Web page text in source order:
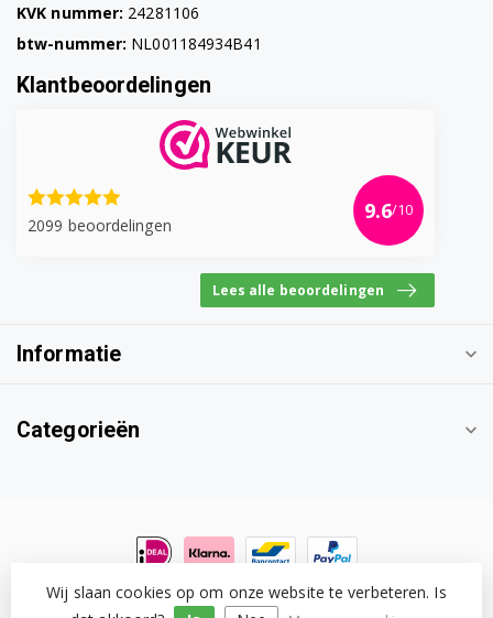
KVK nummer: 24281106
btw-nummer: NL001184934B41
Klantbeoordelingen
2099 beoordelingen
9.6/10
Lees alle beoordelingen
Informatie
Categorieën
© Copyright 2026 Witgoedonderdeel.com- Powered by
Wij slaan cookies op om onze website te verbeteren. Is